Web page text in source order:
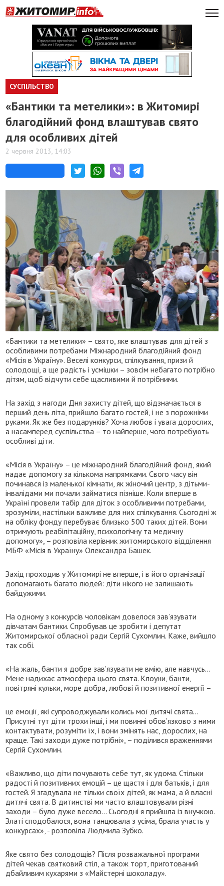
СУСПІЛЬСТВО
«Бантики та метелики»: в Житомирі
благодійний фонд влаштував свято
для особливих дітей
2 червня 2013, 14:03
«Бантики та метелики» – свято, яке влаштував для дітей з
особливими потребами Міжнародний благодійний фонд
«Місія в Україну». Веселі конкурси, спілкування, призи й
солодощі, а ще радість і усмішки – зовсім небагато потрібно
дітям, щоб відчути себе щасливими й потрібними.
На захід з нагоди Дня захисту дітей, що відзначається в
перший день літа, прийшло багато гостей, і не з порожніми
руками. Як же без подарунків? Хоча любов і увага дорослих,
а насамперед суспільства – то найперше, чого потребують
особливі діти.
«Місія в Україну» – це міжнародний благодійний фонд, який
надає допомогу за кількома напрямками. Свого часу він
починався із маленької кімнати, як жіночий центр, з дітьми-
інвалідами ми почали займатися пізніше. Коли вперше в
Україні провели табір для діток з особливими потребами,
зрозуміли, настільки важливе для них спілкування. Сьогодні ж
на обліку фонду перебуває близько 500 таких дітей. Вони
отримують реабілітаційну, психологічну та медичну
допомогу», – розповіла керівник житомирського відділення
МБФ «Місія в Україну» Олександра Башек.
Захід проходив у Житомирі не вперше, і в його організації
допомагають багато людей: діти нікого не залишають
байдужими.
На одному з конкурсів чоловікам довелося зав’язувати
дівчатам бантики. Спробував це зробити і депутат
Житомирської обласної ради Сергій Сухомлин. Каже, вийшло
так собі.
«На жаль, банти я добре зав’язувати не вмію, але навчусь…
Мене надихає атмосфера цього свята. Клоуни, банти,
повітряні кульки, море добра, любові й позитивної енергії –
це емоції, які супроводжували колись мої дитячі свята…
Присутні тут діти трохи інші, і ми повинні обов’язково з ними
контактувати, розуміти їх, і вони змінять нас, дорослих, на
краще. Такі заходи дуже потрібні», – поділився враженнями
Сергій Сухомлин.
«Важливо, що діти почувають себе тут, як удома. Стільки
радості й позитивних емоцій – це щастя і для батьків, і для
гостей. Я згадувала не тільки своїх дітей, як мама, а й власні
дитячі свята. В дитинстві ми часто влаштовували різні
заходи – було дуже весело… Сьогодні я прийшла із внучкою.
Златі сподобалося, вона танцювала з усіма, брала участь у
конкурсах», - розповіла Людмила Зубко.
Яке свято без солодощів? Після розважальної програми
дітей чекав святковий стіл, а також торт, приготований
дбайливим кухарями з «Майстерні шоколаду».